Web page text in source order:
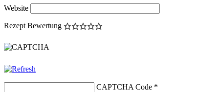
Website
Rezept Bewertung
CAPTCHA Code *